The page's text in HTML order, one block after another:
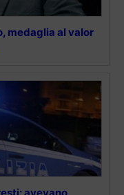
medaglia al valor